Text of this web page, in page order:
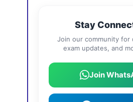
Stay
Join our community for
exam updates, and
Join